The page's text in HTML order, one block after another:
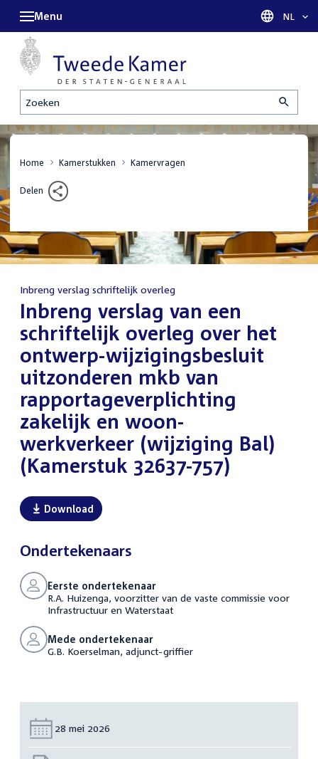
Zoeken
Menu Taal
NL
Home Kamerstukken Kamervragen
Delen
Inbreng verslag schriftelijk overleg
:Inbreng verslag van een
schriftelijk overleg over het
ontwerp-wijzigingsbesluit
uitzonderen mkb van
rapportageverplichting
zakelijk en woon-
werkverkeer (wijziging Bal)
(Kamerstuk 32637-757)
Download
Ondertekenaars
Eerste ondertekenaar
R.A. Huizenga, voorzitter van de vaste commissie voor
Infrastructuur en Waterstaat
Mede ondertekenaar
G.B. Koerselman, adjunct-griffier
Datum:
28 mei 2026